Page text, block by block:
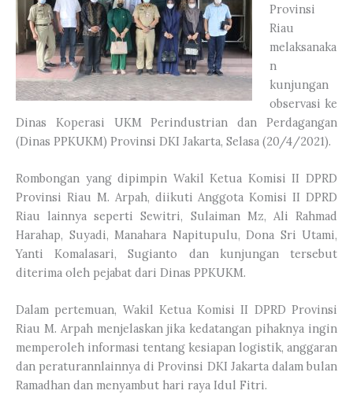
Provinsi
Riau
melaksanaka
n
kunjungan
observasi ke
Dinas Koperasi UKM Perindustrian dan Perdagangan
(Dinas PPKUKM) Provinsi DKI Jakarta, Selasa (20/4/2021).
Rombongan yang dipimpin Wakil Ketua Komisi II DPRD
Provinsi Riau M. Arpah, diikuti Anggota Komisi II DPRD
Riau lainnya seperti Sewitri, Sulaiman Mz, Ali Rahmad
Harahap, Suyadi, Manahara Napitupulu, Dona Sri Utami,
Yanti Komalasari, Sugianto dan kunjungan tersebut
diterima oleh pejabat dari Dinas PPKUKM.
Dalam pertemuan, Wakil Ketua Komisi II DPRD Provinsi
Riau M. Arpah menjelaskan jika kedatangan pihaknya ingin
memperoleh informasi tentang kesiapan logistik, anggaran
dan peraturannlainnya di Provinsi DKI Jakarta dalam bulan
Ramadhan dan menyambut hari raya Idul Fitri.